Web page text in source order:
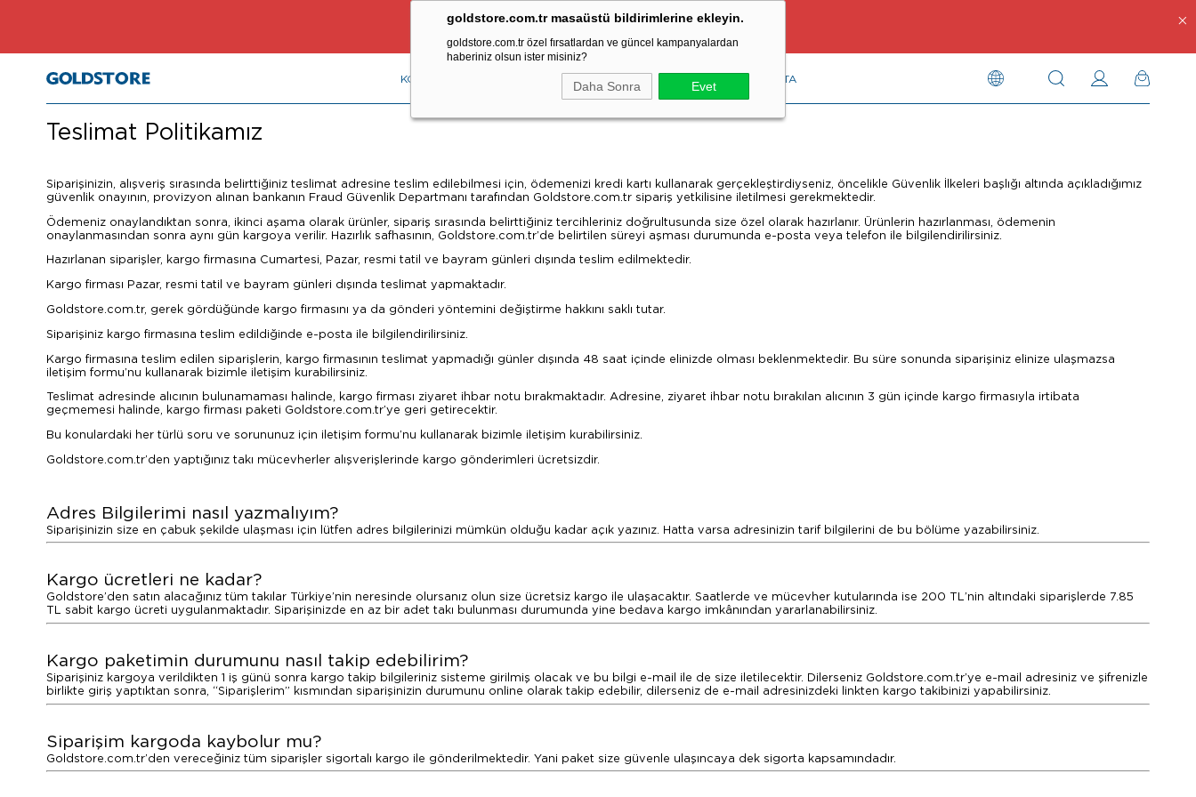
goldstore.com.tr masaüstü bildirimlerine ekleyin.
goldstore.com.tr özel fırsatlardan ve güncel kampanyalardan
haberiniz olsun ister misiniz?
Daha Sonra Evet
Ücretsiz Aynı Gün Kargo Fırsatı
KOLYE BİLEKLİK RENKLİ TAŞLAR PIRLANTA
Teslimat Politikamız
Siparişinizin, alışveriş sırasında belirttiğiniz teslimat adresine teslim edilebilmesi için, ödemenizi kredi kartı kullanarak gerçekleştirdiyseniz, öncelikle Güvenlik İlkeleri başlığı altında açıkladığımız
güvenlik onayının, provizyon alınan bankanın Fraud Güvenlik Departmanı tarafından Goldstore.com.tr sipariş yetkilisine iletilmesi gerekmektedir.
Ödemeniz onaylandıktan sonra, ikinci aşama olarak ürünler, sipariş sırasında belirttiğiniz tercihleriniz doğrultusunda size özel olarak hazırlanır. Ürünlerin hazırlanması, ödemenin
onaylanmasından sonra aynı gün kargoya verilir. Hazırlık safhasının, Goldstore.com.tr’de belirtilen süreyi aşması durumunda e-posta veya telefon ile bilgilendirilirsiniz.
Hazırlanan siparişler, kargo firmasına Cumartesi, Pazar, resmi tatil ve bayram günleri dışında teslim edilmektedir.
Kargo firması Pazar, resmi tatil ve bayram günleri dışında teslimat yapmaktadır.
Goldstore.com.tr, gerek gördüğünde kargo firmasını ya da gönderi yöntemini değiştirme hakkını saklı tutar.
Siparişiniz kargo firmasına teslim edildiğinde e-posta ile bilgilendirilirsiniz.
Kargo firmasına teslim edilen siparişlerin, kargo firmasının teslimat yapmadığı günler dışında 48 saat içinde elinizde olması beklenmektedir. Bu süre sonunda siparişiniz elinize ulaşmazsa
iletişim formu’nu kullanarak bizimle iletişim kurabilirsiniz.
Teslimat adresinde alıcının bulunamaması halinde, kargo firması ziyaret ihbar notu bırakmaktadır. Adresine, ziyaret ihbar notu bırakılan alıcının 3 gün içinde kargo firmasıyla irtibata
geçmemesi halinde, kargo firması paketi Goldstore.com.tr’ye geri getirecektir.
Bu konulardaki her türlü soru ve sorununuz için iletişim formu’nu kullanarak bizimle iletişim kurabilirsiniz.
Goldstore.com.tr’den yaptığınız takı mücevherler alışverişlerinde kargo gönderimleri ücretsizdir.
Adres Bilgilerimi nasıl yazmalıyım?
Siparişinizin size en çabuk şekilde ulaşması için lütfen adres bilgilerinizi mümkün olduğu kadar açık yazınız. Hatta varsa adresinizin tarif bilgilerini de bu bölüme yazabilirsiniz.
Kargo ücretleri ne kadar?
Goldstore’den satın alacağınız tüm takılar Türkiye’nin neresinde olursanız olun size ücretsiz kargo ile ulaşacaktır. Saatlerde ve mücevher kutularında ise 200 TL’nin altındaki siparişlerde 7.85
TL sabit kargo ücreti uygulanmaktadır. Siparişinizde en az bir adet takı bulunması durumunda yine bedava kargo imkânından yararlanabilirsiniz.
Kargo paketimin durumunu nasıl takip edebilirim?
Siparişiniz kargoya verildikten 1 iş günü sonra kargo takip bilgileriniz sisteme girilmiş olacak ve bu bilgi e-mail ile de size iletilecektir. Dilerseniz Goldstore.com.tr’ye e-mail adresiniz ve şifrenizle
birlikte giriş yaptıktan sonra, “Siparişlerim” kısmından siparişinizin durumunu online olarak takip edebilir, dilerseniz de e-mail adresinizdeki linkten kargo takibinizi yapabilirsiniz.
Siparişim kargoda kaybolur mu?
Goldstore.com.tr’den vereceğiniz tüm siparişler sigortalı kargo ile gönderilmektedir. Yani paket size güvenle ulaşıncaya dek sigorta kapsamındadır.